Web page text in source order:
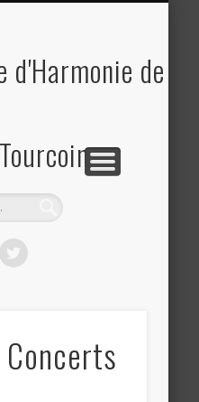
d'Harmonie de